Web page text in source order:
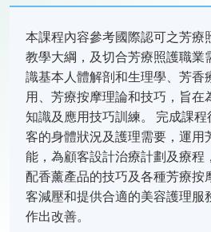
本課程內容參考國際認可之芳療
教學大綱，及切合芳療照護職業
識基本人體解剖和生理學、芳香
用、芳療按摩理論和技巧，旨在
知識及應用技巧訓練。 完成課
客的身體狀況及護理需要，運用
能，為顧客設計治療計劃及療程
配香薰產品的技巧及各種芳療按
客減壓和提供合適的美容護理服
作出改善。